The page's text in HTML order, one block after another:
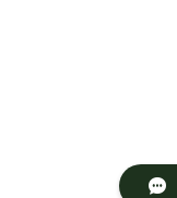
【Girl+Blue/Yellow】